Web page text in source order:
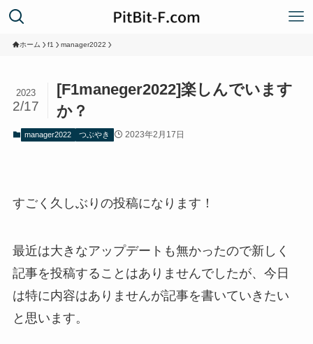
ホーム f1 manager2022
[F1maneger2022]楽しんでいます
か？
2023
2/17
manager2022 つぶやき 2023年2月17日
すごく久しぶりの投稿になります！
最近は大きなアップデートも無かったので新しく
記事を投稿することはありませんでしたが、今日
は特に内容はありませんが記事を書いていきたい
と思います。